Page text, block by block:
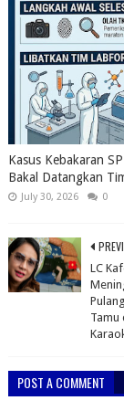
Kasus Kebakaran
Bakal Datangkan
July 30, 2026 0
LC
Tamu
POST A COMMENT